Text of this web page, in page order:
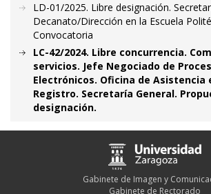
LD-01/2025. Libre designación.
Decanato/Dirección en la Escuela
Convocatoria
LC-42/2024. Libre concurrencia.
servicios. Jefe Negociado de
Electrónicos. Oficina de Asistencia
Registro. Secretaría General.
designación.
Gabinete de Imagen y
Gabinete de Rectorado